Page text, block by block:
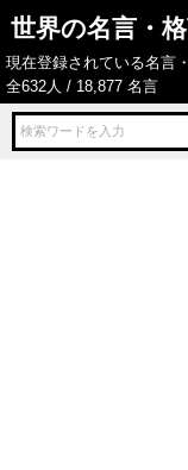
世界の名言・
現在登録されている名言
全632人 / 18,877 名言